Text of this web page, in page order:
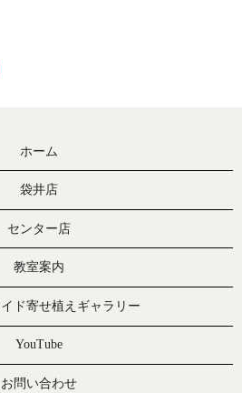
ホーム
袋井店
センター店
教室案内
ド寄せ植えギャラリー
YouTube
お問い合わせ